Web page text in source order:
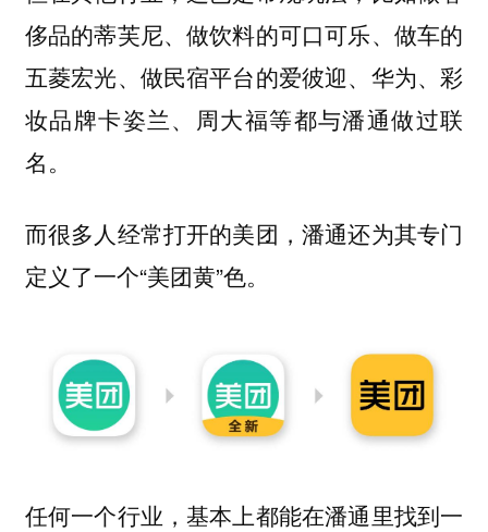
侈品的蒂芙尼、做饮料的可口可乐、做车的
五菱宏光、做民宿平台的爱彼迎、华为、彩
妆品牌卡姿兰、周大福等都与潘通做过联
名。
而很多人经常打开的美团，潘通还为其专门
定义了一个“美团黄”色。
任何一个行业，基本上都能在潘通里找到一